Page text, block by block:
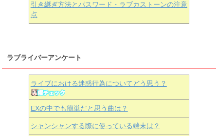
引き継ぎ方法とパスワード・ラブカストーンの注意
点
ラブライバーアンケート
ライブにおける迷惑行為についてどう思う？
EXの中でも簡単だと思う曲は？
シャンシャンする際に使っている端末は？